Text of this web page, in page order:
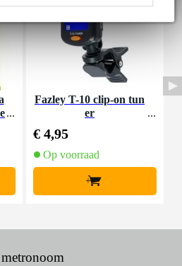
Fazley T-10 clip-on tun
er
€ 4,95
Op voorraad
+